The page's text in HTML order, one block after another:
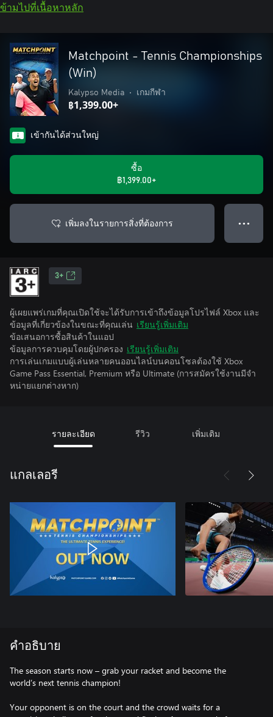
ข้ามไปที่เนื้อหาหลัก
Matchpoint - Tennis Championships
(Win)
Kalypso Media • เกมกีฬา
฿1,399.00+
เข้ากันได้ส่วนใหญ่
ซื้อ
฿1,399.00+
เพิ่มลงในรายการสิ่งที่ต้องการ ● ● ●
3+
ผู้เผยแพร่เกมที่คุณเปิดใช้จะได้รับการเข้าถึงข้อมูลโปรไฟล์ Xbox และ
ข้อมูลที่เกี่ยวข้องในขณะที่คุณเล่น เรียนรู้เพิ่มเติม
ข้อเสนอการซื้อสินค้าในแอป
ข้อมูลการควบคุมโดยผู้ปกครอง เรียนรู้เพิ่มเติม
การเล่นเกมแบบผู้เล่นหลายคนออนไลน์บนคอนโซลต้องใช้ Xbox
Game Pass Essential, Premium หรือ Ultimate (การสมัครใช้งานมีจํา
หน่ายแยกต่างหาก)
รายละเอียด รีวิว เพิ่มเติม
แกลเลอรี
คำอธิบาย
The season starts now – grab your racket and become the
world’s next tennis champion!
Your opponent is on the court and the crowd waits for a